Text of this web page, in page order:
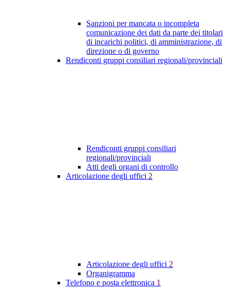
Sanzioni per mancata o incompleta
comunicazione dei dati da parte dei titolari
di incarichi politici, di amministrazione, di
direzione o di governo
Rendiconti gruppi consiliari regionali/provinciali
Rendiconti gruppi consiliari
regionali/provinciali
Atti degli organi di controllo
Articolazione degli uffici 2
Articolazione degli uffici 2
Organigramma
Telefono e posta elettronica 1